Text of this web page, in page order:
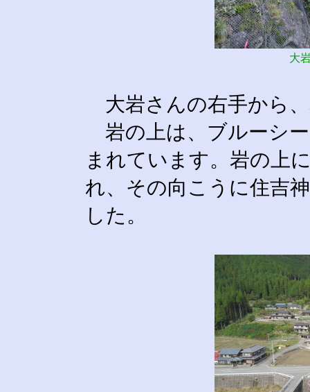
大
大岩さんの右手から
岩の上は、ブルーシ
まれています。岩の上
れ、その向こうに住吉
した。